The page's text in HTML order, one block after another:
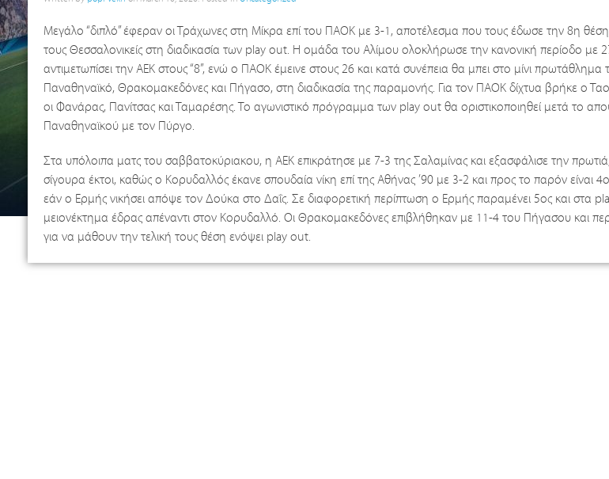
Μεγάλο “διπλό” έφεραν οι Τράχωνες στη Μίκρα επί του ΠΑΟΚ με 3-1, αποτέλεσμα που τους έδωσε την 8η θέση
τους Θεσσαλονικείς στη διαδικασία των play out. Η ομάδα του Αλίμου ολοκλήρωσε την κανονική περίοδο με
αντιμετωπίσει την ΑΕΚ στους “8”, ενώ ο ΠΑΟΚ έμεινε στους 26 και κατά συνέπεια θα μπει στο μίνι πρωτάθλημα
Παναθηναϊκό, Θρακομακεδόνες και Πήγασο, στη διαδικασία της παραμονής. Για τον ΠΑΟΚ δίχτυα βρήκε ο
οι Φανάρας, Πανίτσας και Ταμαρέσης. Το αγωνιστικό πρόγραμμα των play out θα οριστικοποιηθεί μετά το
Παναθηναϊκού με τον Πύργο.
Στα υπόλοιπα ματς του σαββατοκύριακου, η ΑΕΚ επικράτησε με 7-3 της Σαλαμίνας και εξασφάλισε την πρωτιά,
σίγουρα έκτοι, καθώς ο Κορυδαλλός έκανε σπουδαία νίκη επί της Αθήνας ’90 με 3-2 και προς το παρόν είναι
εάν ο Ερμής νικήσει απόψε τον Δούκα στο Δαΐς. Σε διαφορετική περίπτωση ο Ερμής παραμένει 5ος και στα
μειονέκτημα έδρας απέναντι στον Κορυδαλλό. Οι Θρακομακεδόνες επιβλήθηκαν με 11-4 του Πήγασου και
για να μάθουν την τελική τους θέση ενόψει play out.